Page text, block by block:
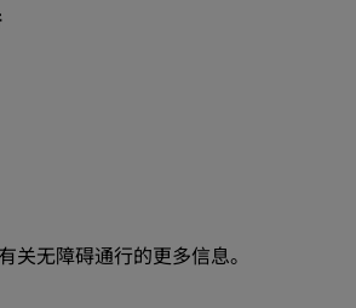
关无障碍通行的更多信息。